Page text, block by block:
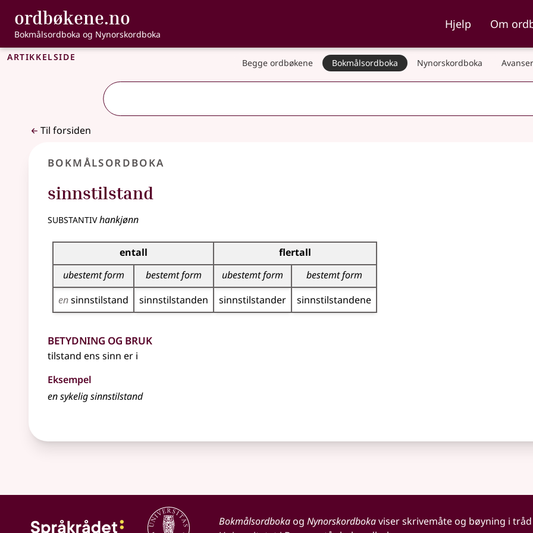
Gå til hovedinnhold
Tilgjengelighet
ordbøkene.no , Bokmålsordboka og Nynorskordboka
Bokmålsordboka og Nynorskordboka
Hjelp Om
Artikkelside Begge ordbøkene Bokmålsordboka Nynorskordboka
Til forsiden
Bokmålsordboka
sinnstilstand
substantivhankjønn
Bøyingstabell for dette substantivet
entall
flertall
ubestemt form
bestemt form ubestemt form
bestemt form
ensinns­tilstand sinns­tilstanden sinns­tilstander sinns­tilstandene
Betydning og bruk
tilstand ens sinn er i
Eksempel
en sykeligsinnstilstand
Bokmålsordbokaog Nynorskordbokaviser skrivemåte og bøyning i